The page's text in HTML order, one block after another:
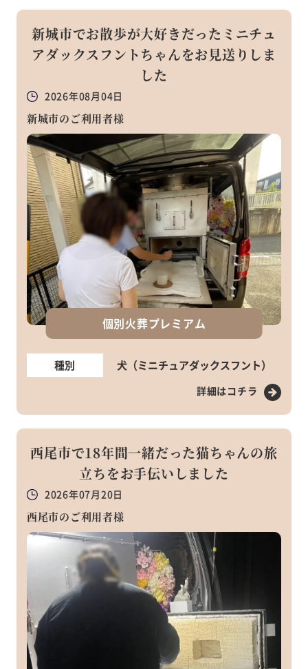
新城市でお散歩が大好きだったミニチュ
アダックスフントちゃんをお見送りしま
した
2026年08月04日
新城市のご利用者様
個別火葬プレミアム
種別 犬（ミニチュアダックスフント）
詳細はコチラ
西尾市で18年間一緒だった猫ちゃんの旅
立ちをお手伝いしました
2026年07月20日
西尾市のご利用者様